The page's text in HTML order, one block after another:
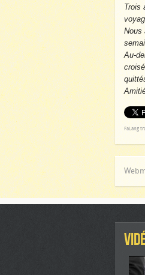
Trois
Nous
Au-
FaLang